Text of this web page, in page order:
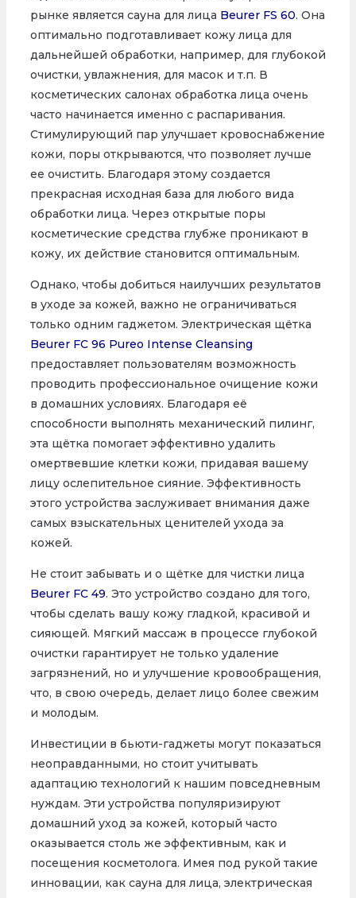
рынке является сауна для лица Beurer FS 60. Она
оптимально подготавливает кожу лица для
дальнейшей обработки, например, для глубокой
очистки, увлажнения, для масок и т.п. В
косметических салонах обработка лица очень
часто начинается именно с распаривания.
Стимулирующий пар улучшает кровоснабжение
кожи, поры открываются, что позволяет лучше
ее очистить. Благодаря этому создается
прекрасная исходная база для любого вида
обработки лица. Через открытые поры
косметические средства глубже проникают в
кожу, их действие становится оптимальным.
Однако, чтобы добиться наилучших результатов
в уходе за кожей, важно не ограничиваться
только одним гаджетом. Электрическая щётка
Beurer FC 96 Pureo Intense Cleansing
предоставляет пользователям возможность
проводить профессиональное очищение кожи
в домашних условиях. Благодаря её
способности выполнять механический пилинг,
эта щётка помогает эффективно удалить
омертвевшие клетки кожи, придавая вашему
лицу ослепительное сияние. Эффективность
этого устройства заслуживает внимания даже
самых взыскательных ценителей ухода за
кожей.
Не стоит забывать и о щётке для чистки лица
Beurer FC 49. Это устройство создано для того,
чтобы сделать вашу кожу гладкой, красивой и
сияющей. Мягкий массаж в процессе глубокой
очистки гарантирует не только удаление
загрязнений, но и улучшение кровообращения,
что, в свою очередь, делает лицо более свежим
и молодым.
Инвестиции в бьюти-гаджеты могут показаться
неоправданными, но стоит учитывать
адаптацию технологий к нашим повседневным
нуждам. Эти устройства популяризируют
домашний уход за кожей, который часто
оказывается столь же эффективным, как и
посещения косметолога. Имея под рукой такие
инновации, как сауна для лица, электрическая